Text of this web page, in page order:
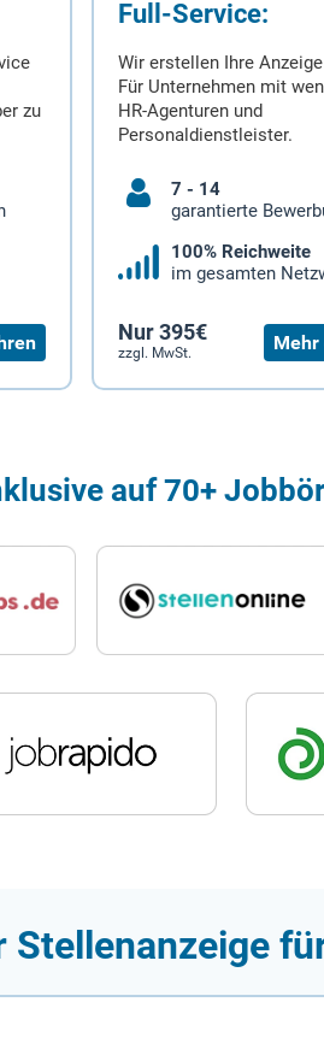
zu
Full-Service:
Wir erstellen Ihre
Für Unternehmen mit
HR-Agenturen und
Personaldienstleister.
7 - 14
garantierte
100% Reichweite
im gesamten
Nur 395€
zzgl. MwSt.
auf 70+